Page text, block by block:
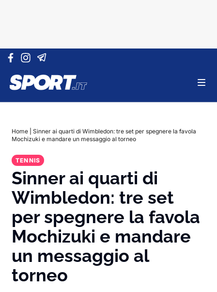
Vai al contenuto
Home
Sinner ai quarti di Wimbledon: tre set per spegnere la favola
Mochizuki e mandare un messaggio al torneo
TENNIS
Sinner ai quarti di
Wimbledon: tre set
per spegnere la favola
Mochizuki e mandare
un messaggio al
torneo